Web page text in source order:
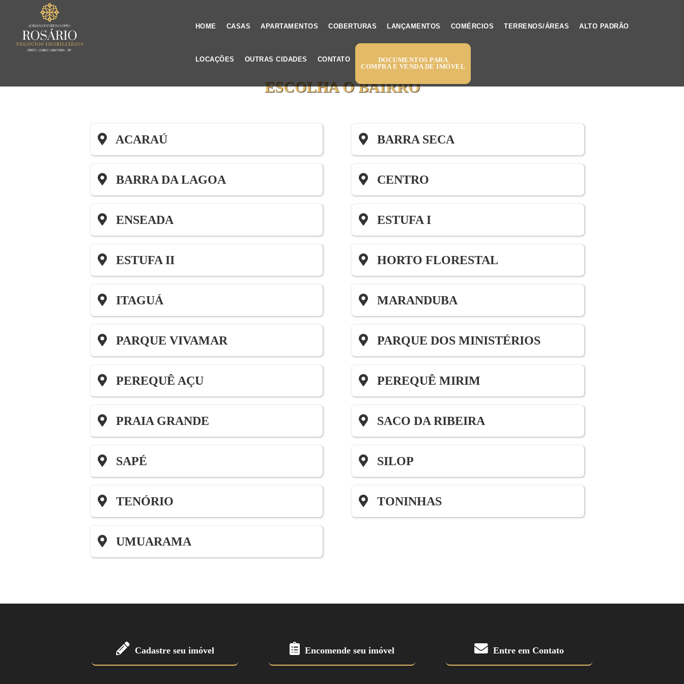
HOME CASAS APARTAMENTOS COBERTURAS LANÇAMENTOS COMÉRCIOS TERRENOS/ÁREAS ALTO PADRÃO
LOCAÇÕES OUTRAS CIDADES CONTATO
DOCUMENTOS PARA
COMPRA E VENDA DE IMÓVEL
ESCOLHA O BAIRRO
ACARAÚ BARRA SECA
BARRA DA LAGOA CENTRO
ENSEADA ESTUFA I
ESTUFA II HORTO FLORESTAL
ITAGUÁ MARANDUBA
PARQUE VIVAMAR PARQUE DOS MINISTÉRIOS
PEREQUÊ AÇU PEREQUÊ MIRIM
PRAIA GRANDE SACO DA RIBEIRA
SAPÉ SILOP
TENÓRIO TONINHAS
UMUARAMA
Cadastre seu imóvel Encomende seu imóvel Entre em Contato